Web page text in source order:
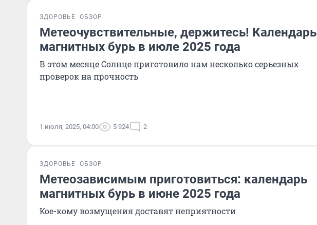
ЗДОРОВЬЕ ОБЗОР
Метеочувствительные, держитесь! Календарь
магнитных бурь в июле 2025 года
В этом месяце Солнце приготовило нам несколько серьезных
проверок на прочность
1 июля, 2025, 04:00 5 924 2
ЗДОРОВЬЕ ОБЗОР
Метеозависимым приготовиться: календарь
магнитных бурь в июне 2025 года
Кое-кому возмущения доставят неприятности